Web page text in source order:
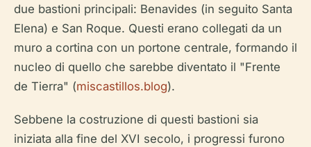
due bastioni principali: Benavides (in seguito Santa
Elena) e San Roque. Questi erano collegati da un
muro a cortina con un portone centrale, formando il
nucleo di quello che sarebbe diventato il "Frente
de Tierra" (miscastillos.blog).
Sebbene la costruzione di questi bastioni sia
iniziata alla fine del XVI secolo, i progressi furono